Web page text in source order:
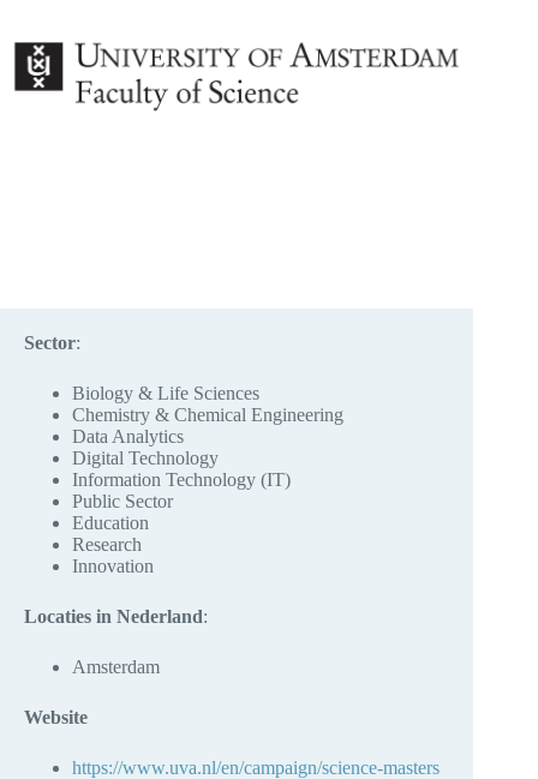
Sector:
Biology & Life Sciences
Chemistry & Chemical Engineering
Data Analytics
Digital Technology
Information Technology (IT)
Public Sector
Education
Research
Innovation
Locaties in Nederland:
Amsterdam
Website
https://www.uva.nl/en/campaign/science-masters